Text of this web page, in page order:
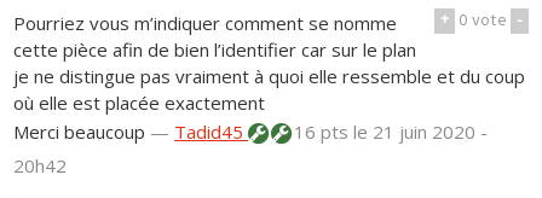
+ 0vote -
Pourriez vous m’indiquer comment se nomme
cette pièce afin de bien l’identifier car sur le plan
je ne distingue pas vraiment à quoi elle ressemble et du coup
où elle est placée exactement
Merci beaucoup — Tadid45 16 ptsle 21 juin 2020 -
20h42